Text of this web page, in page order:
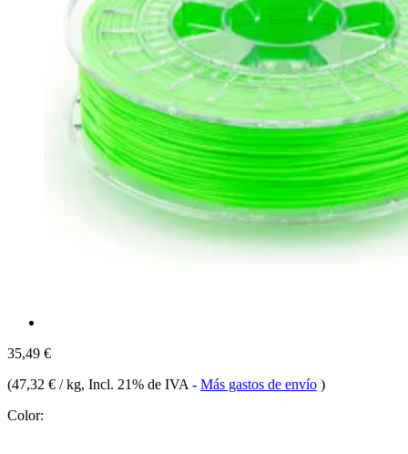
35,49 €
(47,32 € / kg, Incl. 21% de IVA - Más gastos de envío )
Color: